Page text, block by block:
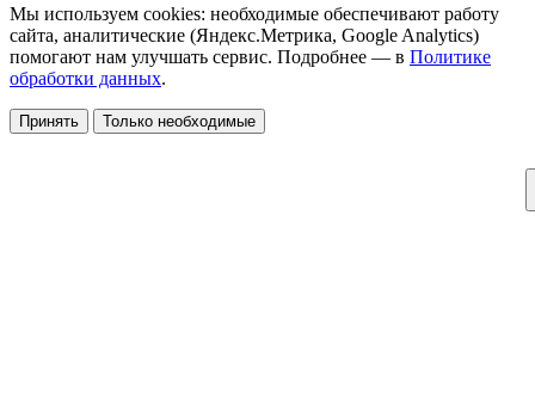
Мы используем cookies: необходимые обеспечивают работу
сайта, аналитические (Яндекс.Метрика, Google Analytics)
помогают нам улучшать сервис. Подробнее — в Политике
обработки данных.
Принять Только необходимые